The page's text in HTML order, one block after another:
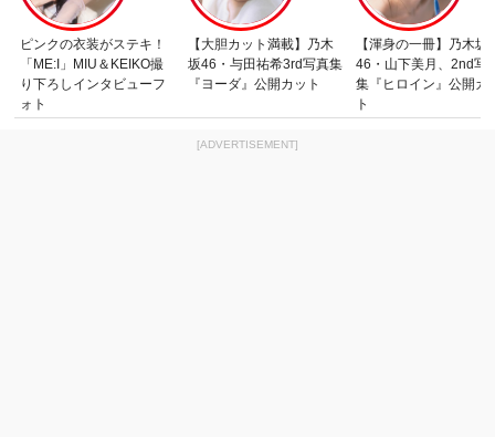
ピンクの衣装がステキ！
「ME:I」MIU＆KEIKO撮
り下ろしインタビューフ
ォト
【大胆カット満載】乃木
坂46・与田祐希3rd写真集
『ヨーダ』公開カット
【渾身の一冊】乃木坂
46・山下美月、2nd写
集『ヒロイン』公開カ
ト
[ADVERTISEMENT]